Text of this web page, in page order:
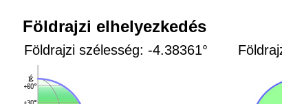
Földrajzi elhelyezkedés
Földrajzi szélesség: -4.38361°